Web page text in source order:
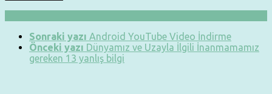
Sonraki yazı Android YouTube Video İndirme
Önceki yazı Dünyamız ve Uzayla İlgili İnanmamamız
gereken 13 yanlış bilgi